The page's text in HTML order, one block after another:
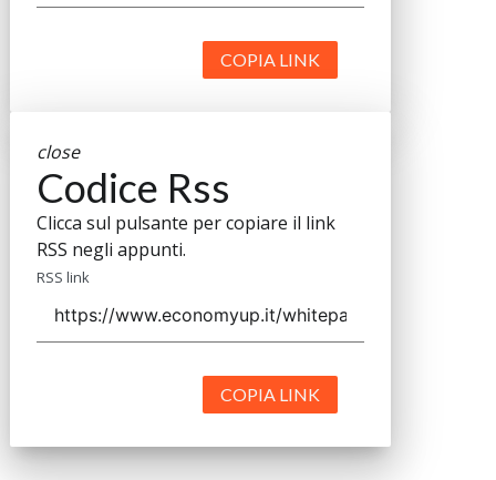
COPIA LINK
close
Codice Rss
Clicca sul pulsante per copiare il link
RSS negli appunti.
RSS link
COPIA LINK